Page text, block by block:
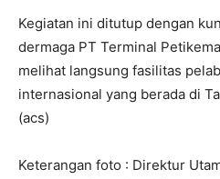
Kegiatan ini ditutup dengan
dermaga PT Terminal
melihat langsung fasilitas
internasional yang berada di
(acs)
Keterangan foto : Direktur